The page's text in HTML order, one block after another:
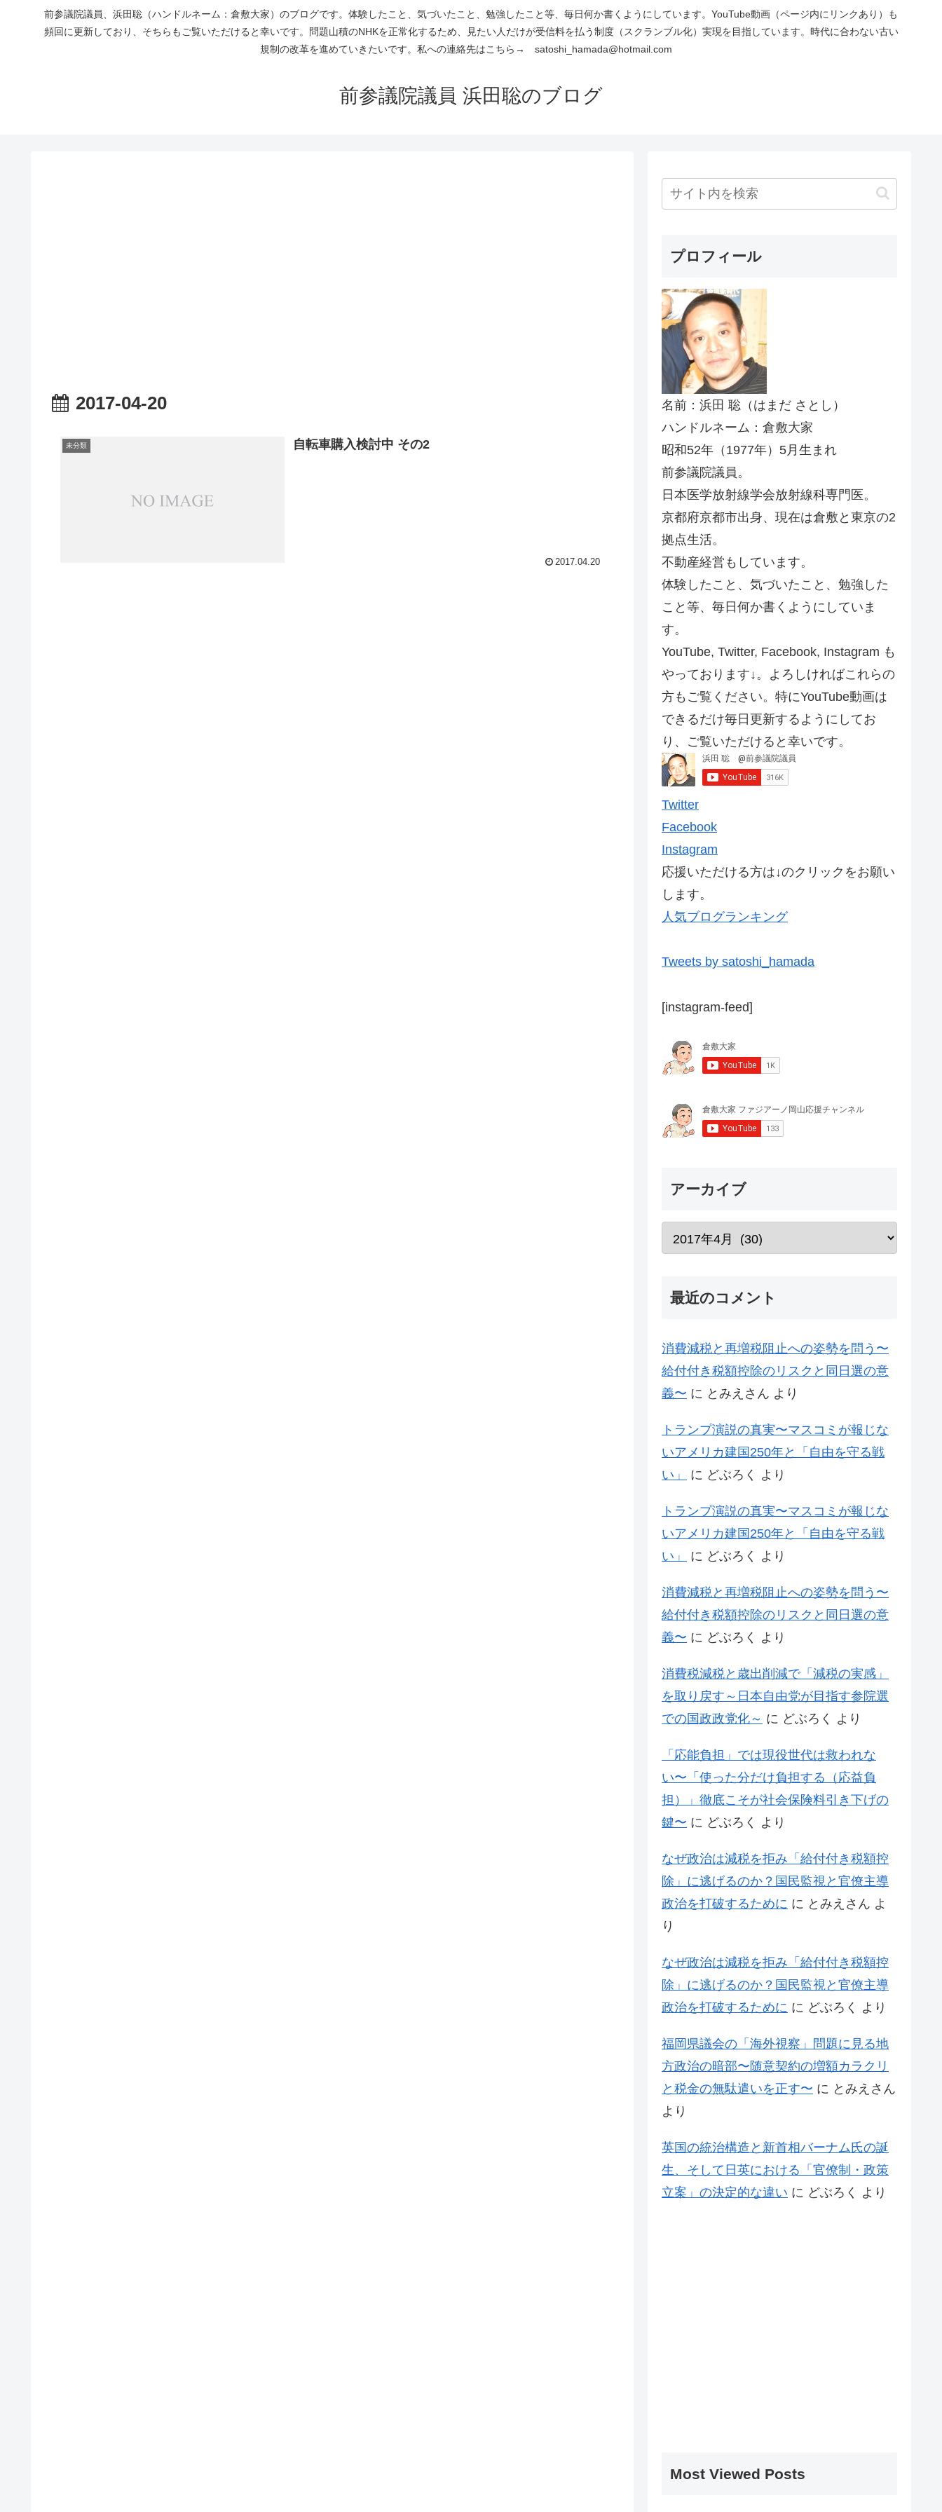
前参議院議員、浜田聡（ハンドルネーム：倉敷大家）のブログです。体験したこと、気づいたこと、勉強したこと等、毎日何か書くようにしています。YouTube動画（ページ内にリンクあり）も
頻回に更新しており、そちらもご覧いただけると幸いです。問題山積のNHKを正常化するため、見たい人だけが受信料を払う制度（スクランブル化）実現を目指しています。時代に合わない古い
規制の改革を進めていきたいです。私への連絡先はこちら→ satoshi_hamada@hotmail.com
前参議院議員 浜田聡のブログ
2017-04-20
未分類 自転車購入検討中 その2
2017.04.20
プロフィール
名前：浜田 聡（はまだ さとし）
ハンドルネーム：倉敷大家
昭和52年（1977年）5月生まれ
前参議院議員。
日本医学放射線学会放射線科専門医。
京都府京都市出身、現在は倉敷と東京の2
拠点生活。
不動産経営もしています。
体験したこと、気づいたこと、勉強した
こと等、毎日何か書くようにしていま
す。
YouTube, Twitter, Facebook, Instagram も
やっております↓。よろしければこれらの
方もご覧ください。特にYouTube動画は
できるだけ毎日更新するようにしてお
り、ご覧いただけると幸いです。
Twitter
Facebook
Instagram
応援いただける方は↓のクリックをお願い
します。
人気ブログランキング
Tweets by satoshi_hamada
[instagram-feed]
アーカイブ
最近のコメント
消費減税と再増税阻止への姿勢を問う〜
給付付き税額控除のリスクと同日選の意
義〜 に とみえさん より
トランプ演説の真実〜マスコミが報じな
いアメリカ建国250年と「自由を守る戦
い」
に どぶろく より
トランプ演説の真実〜マスコミが報じな
いアメリカ建国250年と「自由を守る戦
い」
に どぶろく より
消費減税と再増税阻止への姿勢を問う〜
給付付き税額控除のリスクと同日選の意
義〜 に どぶろく より
消費税減税と歳出削減で「減税の実感」
を取り戻す～日本自由党が目指す参院選
での国政政党化～ に どぶろく より
「応能負担」では現役世代は救われな
い〜「使った分だけ負担する（応益負
担）」徹底こそが社会保険料引き下げの
鍵〜 に どぶろく より
なぜ政治は減税を拒み「給付付き税額控
除」に逃げるのか？国民監視と官僚主導
政治を打破するために に とみえさん よ
り
なぜ政治は減税を拒み「給付付き税額控
除」に逃げるのか？国民監視と官僚主導
政治を打破するために に どぶろく より
福岡県議会の「海外視察」問題に見る地
方政治の暗部〜随意契約の増額カラクリ
と税金の無駄遣いを正す〜 に とみえさん
より
英国の統治構造と新首相バーナム氏の誕
生、そして日英における「官僚制・政策
立案」の決定的な違い に どぶろく より
Most Viewed Posts